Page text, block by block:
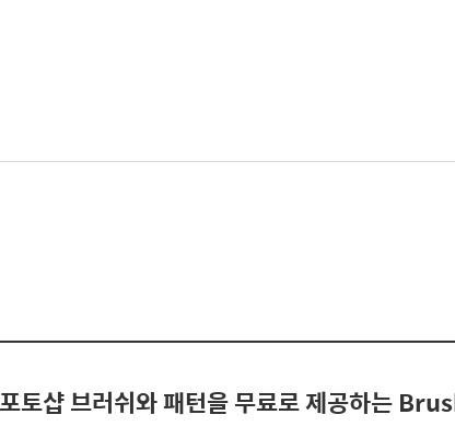
토샵 브러쉬와 패턴을 무료로 제공하는